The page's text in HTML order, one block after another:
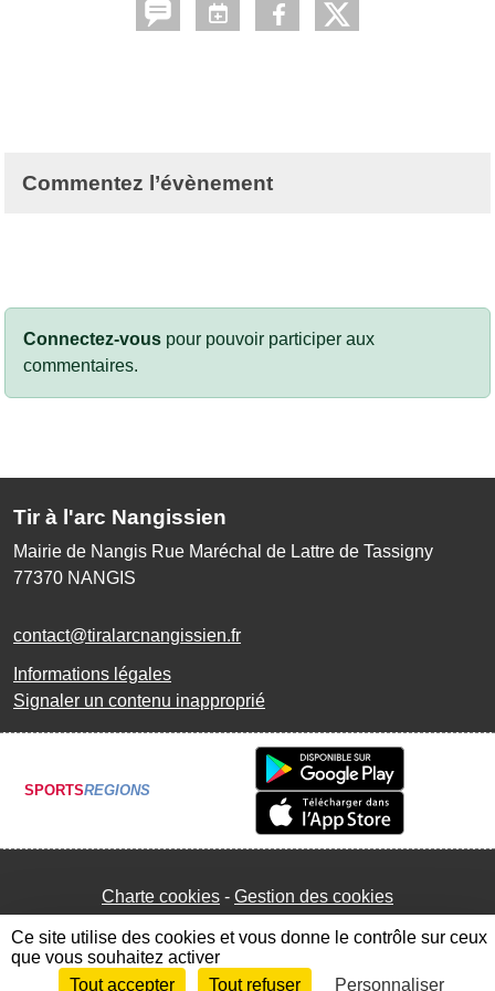
Commentez l’évènement
Connectez-vous pour pouvoir participer aux
commentaires.
Tir à l'arc Nangissien
Mairie de Nangis Rue Maréchal de Lattre de Tassigny
77370 NANGIS
contact@tiralarcnangissien.fr
Informations légales
Signaler un contenu inapproprié
SPORTSREGIONS
Charte cookies Gestion des cookies
Envie de participer ? Connexion
Ce site utilise des cookies et vous donne le contrôle sur ceux
que vous souhaitez activer
Tout accepter
Tout refuser Personnaliser